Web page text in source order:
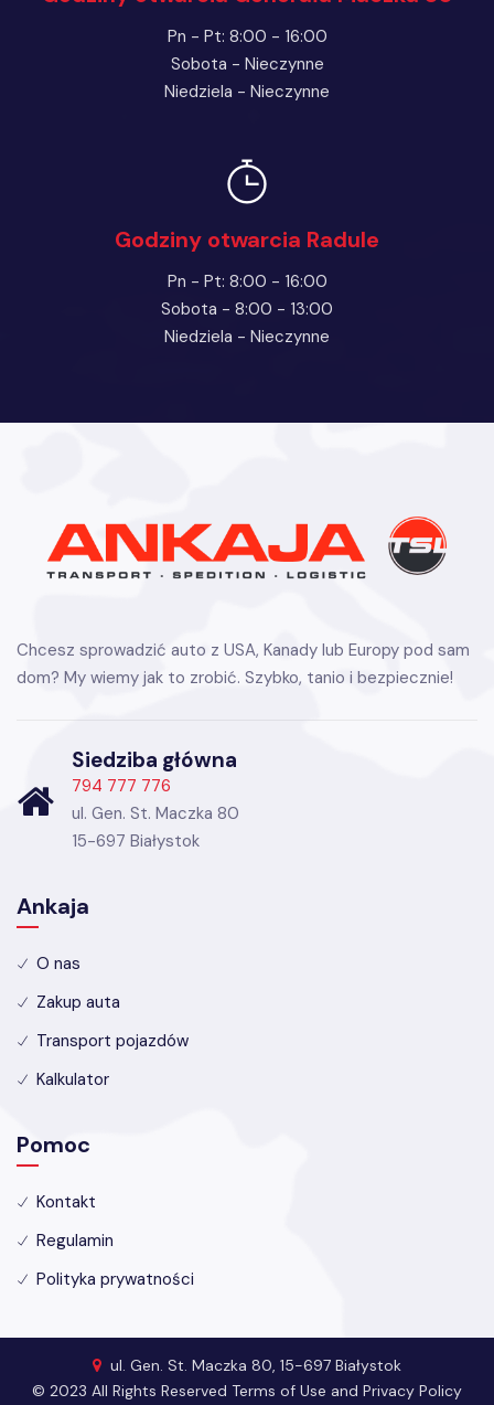
Pn - Pt: 8:00 - 16:00
Sobota - Nieczynne
Niedziela - Nieczynne
Godziny otwarcia Radule
Pn - Pt: 8:00 - 16:00
Sobota - 8:00 - 13:00
Niedziela - Nieczynne
Chcesz sprowadzić auto z USA, Kanady lub Europy pod sam
dom? My wiemy jak to zrobić. Szybko, tanio i bezpiecznie!
Siedziba główna
794 777 776
ul. Gen. St. Maczka 80
15-697 Białystok
Ankaja
O nas
Zakup auta
Transport pojazdów
Kalkulator
Pomoc
Kontakt
Regulamin
Polityka prywatności
ul. Gen. St. Maczka 80, 15-697 Białystok
© 2023 All Rights Reserved Terms of Use and Privacy Policy